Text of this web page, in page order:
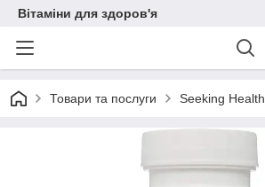
Вітаміни для здоров'я
Товари та послуги Seeking Health